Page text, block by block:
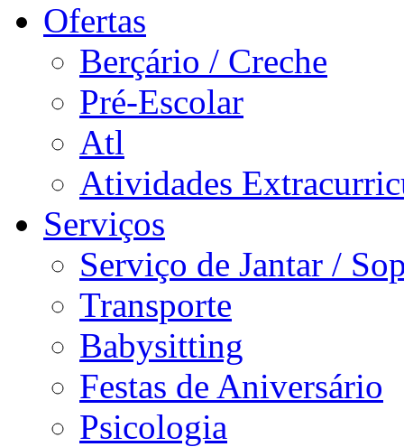
Ofertas
Berçário / Creche
Pré-Escolar
Atl
Atividades
Serviços
Serviço de Jantar /
Transporte
Babysitting
Festas de Aniversário
Psicologia